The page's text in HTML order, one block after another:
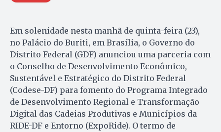
Em solenidade nesta manhã de quinta-feira (23),
no Palácio do Buriti, em Brasília, o Governo do
Distrito Federal (GDF) anunciou uma parceria com
o Conselho de Desenvolvimento Econômico,
Sustentável e Estratégico do Distrito Federal
(Codese-DF) para fomento do Programa Integrado
de Desenvolvimento Regional e Transformação
Digital das Cadeias Produtivas e Municípios da
RIDE-DF e Entorno (ExpoRide). O termo de